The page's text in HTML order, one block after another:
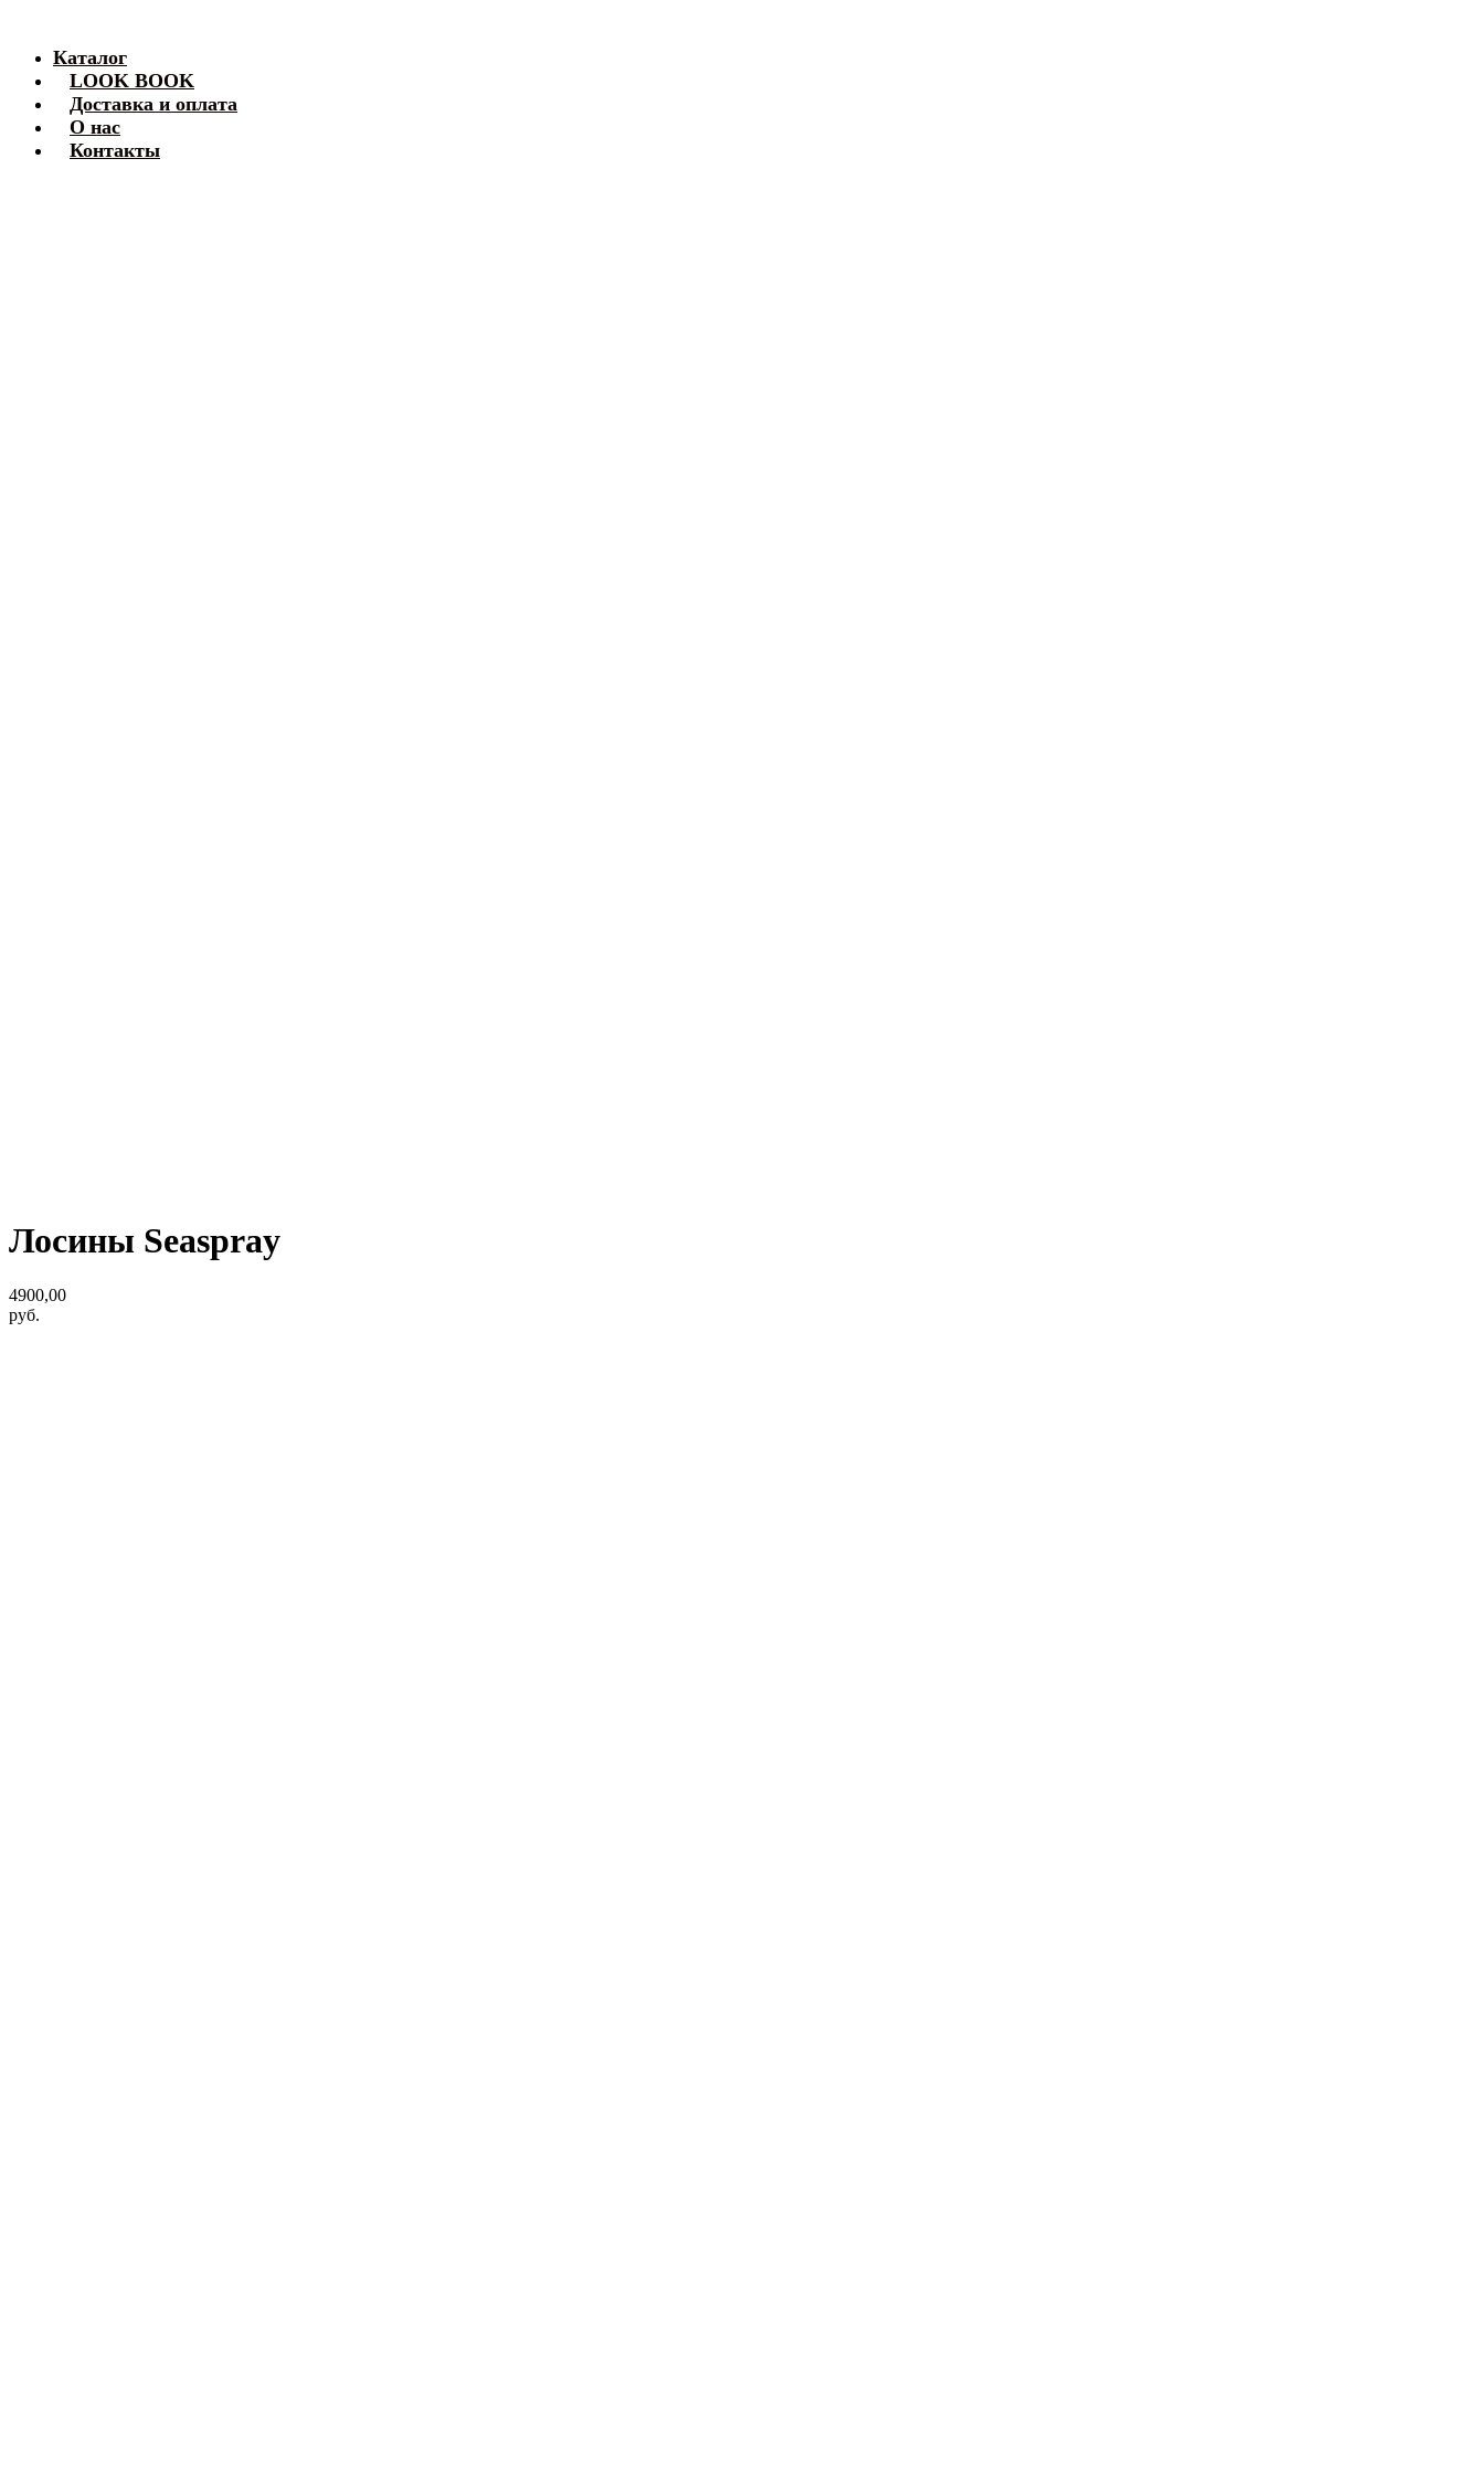
Каталог
LOOK BOOK
Доставка и оплата
О нас
Контакты
Лосины Seaspray
4900,00
руб.